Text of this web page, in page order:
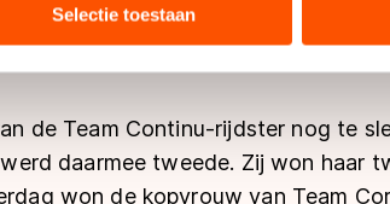
gegevens die u aan hen heeft verstrekt of
doorgeven aan landen buiten de EU,
Door op ‘Toestaan’ te klikken,
Selectie toestaan
niemand echt bij haar in de
de Team Continu-rijdster nog te
daarmee tweede. Zij won haar
won de kopvrouw van Team